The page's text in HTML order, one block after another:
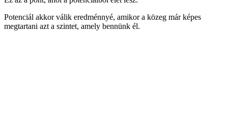
Potenciál akkor válik eredménnyé, amikor a közeg már képes
megtartani azt a szintet, amely bennünk él.